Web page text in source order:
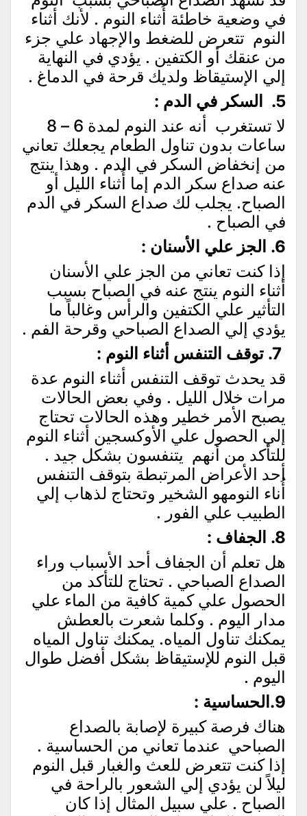
في وضعية خاطئة أُثناء النوم . لأنك أثناء
النوم تتعرض للضغط والإجهاد علي جزء
من عنقك أو الكتفين . يؤدي في النهاية
إلي الإستيقاظ ولديك قرحة في الدماغ .
5. السكر في الدم :
لا تستغرب أنه عند النوم لمدة 6 – 8
ساعات بدون تناول الطعام يجعلك تعاني
من إنخفاض السكر في الدم . وهذا ينتج
عنه صداع سكر الدم إما أُثناء الليل أو
الصباح. يجلب لك صداع السكر في الدم
في الصباح .
6. الجز علي الأسنان :
إذا كنت تعاني من الجز علي الأسنان
أثناء النوم ينتج عنه في الصباح بسبب
التأثير علي الكتفين والرأس وغالباً ما
يؤدي إلي الصداع الصباحي وقرحة الفم .
قد يحدث توقف التنفس أثناء النوم عدة
مرات خلال الليل . وفي بعض الحالات
يصبح الأمر خطير وهذه الحالات تحتاج
إلي الحصول علي الأوكسجين أثناء النوم
للتأكد من أنهم يتنفسون بشكل جيد .
أحد الأعراض المرتبطة بتوقف التنفس
أُناء النومهو الشخير وتحتاج لذهاب إلي
الطبيب علي الفور .
8. الجفاف :
هل تعلم أن الجفاف أحد الأسباب وراء
الصداع الصباحي . تحتاج للتأكد من
الحصول علي كمية كافية من الماء علي
مدار اليوم . وكلما شعرت بالعطش
يمكنك تناول المياه. يمكنك تناول المياه
قبل النوم للإستيقاظ بشكل أفضل طوال
اليوم .
9.الحساسية :
هناك فرصة كبيرة لإصابة بالصداع
الصباحي عندما تعاني من الحساسية .
إذا كنت تتعرض للعث والغبار قبل النوم
ليلاً لن يؤدي إلي الشعور بالراحة في
الصباح . علي سبيل المثال إذا كان